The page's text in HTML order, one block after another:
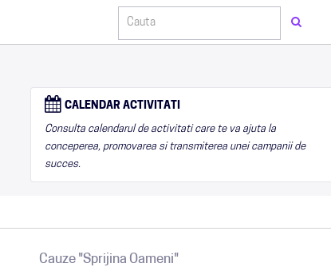
CALENDAR ACTIVITATI
Consulta calendarul de activitati care te va ajuta la
conceperea, promovarea si transmiterea unei campanii de
succes.
Cauze "Sprijina Oameni"